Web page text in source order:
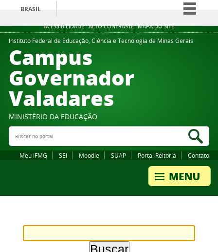
ACESSIBILIDADE ALTO CONTRASTE MAPA DO SITE
BRASIL
Simplifique!
Comunica BR
Instituto Federal de Educação, Ciência e Tecnologia de Minas Gerais
Campus
Governador
Valadares
MINISTÉRIO DA EDUCAÇÃO
Buscar no portal
Meu IFMG SEI Moodle SUAP Portal Reitoria Contato